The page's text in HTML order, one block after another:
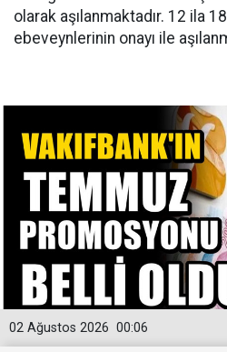
olarak aşılanmaktadır. 12 ila
ebeveynlerinin onayı ile
00:06
02 Ağustos 2026